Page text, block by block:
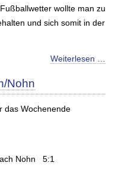
wollte man zu
und sich somit in der
Weiterlesen …
Nohn
das Wochenende
Nohn 5:1